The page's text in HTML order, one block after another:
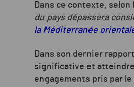
Dans ce contexte,
du pays dépassera
la Méditerranée
Dans son dernier
significative et atteindre
engagements pris par le